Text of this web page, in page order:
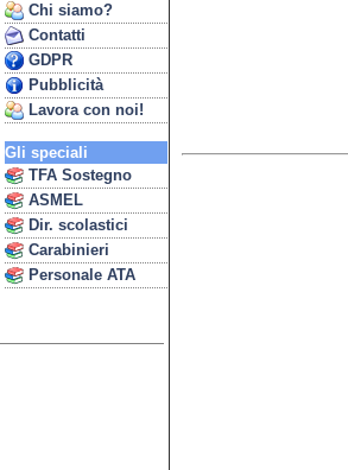
Chi siamo?
Contatti
GDPR
Pubblicità
Lavora con noi!
Gli speciali
TFA Sostegno
ASMEL
Dir. scolastici
Carabinieri
Personale ATA